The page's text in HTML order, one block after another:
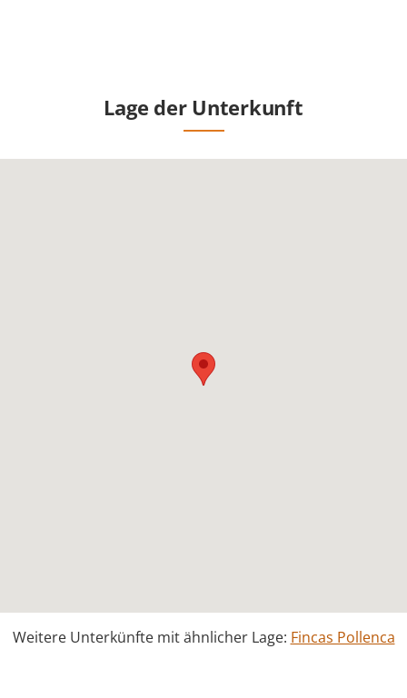
Lage der Unterkunft
Weitere Unterkünfte mit ähnlicher Lage: Fincas Pollenca